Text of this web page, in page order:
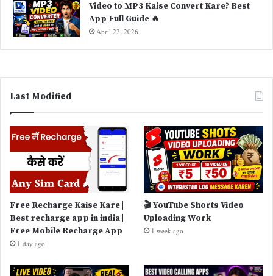
Video to MP3 Kaise Convert Kare? Best
App Full Guide 🔥
April 22, 2026
Last Modified
Free Recharge Kaise Kare |
Best recharge app in india |
Free Mobile Recharge App
1 day ago
🎬 YouTube Shorts Video
Uploading Work
1 week ago